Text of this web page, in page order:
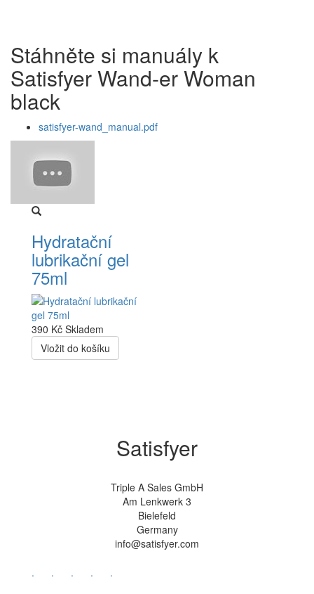
Stáhněte si manuály k
Satisfyer Wand-er Woman
black
satisfyer-wand_manual.pdf
Hydratační
lubrikační gel
75ml
390 Kč Skladem
Vložit do košíku
Satisfyer
Triple A Sales GmbH
Am Lenkwerk 3
Bielefeld
Germany
info@satisfyer.com
. . . . .